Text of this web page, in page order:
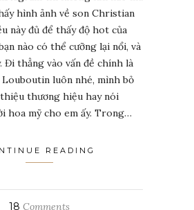
hình ảnh về son Christian
này đủ để thấy độ hot của
nào có thể cưỡng lại nổi, và
Đi thẳng vào vấn đề chính là
luôn nhé, mình bỏ
thương hiệu hay nói
hoa mỹ cho em ấy. Trong…
READING
18 Comments